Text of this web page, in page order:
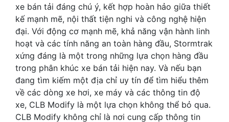
xe bán tải đáng chú ý, kết hợp hoàn hảo giữa thiết
kế mạnh mẽ, nội thất tiện nghi và công nghệ hiện
đại. Với động cơ mạnh mẽ, khả năng vận hành linh
hoạt và các tính năng an toàn hàng đầu, Stormtrak
xứng đáng là một trong những lựa chọn hàng đầu
trong phân khúc xe bán tải hiện nay. Và nếu bạn
đang tìm kiếm một địa chỉ uy tín để tìm hiểu thêm
về các dòng xe hơi, xe máy và các thông tin độ
xe, CLB Modify là một lựa chọn không thể bỏ qua.
CLB Modify không chỉ là nơi cung cấp thông tin